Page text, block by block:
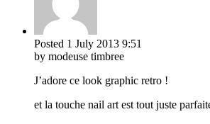
Posted 1 July 2013 9:51
by modeuse timbree
J’adore ce look graphic retro !
et la touche nail art est tout juste